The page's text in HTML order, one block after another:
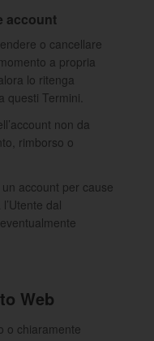
account
o cancellare
a propria
lo ritenga
questi Termini.
non da
rimborso o
account per cause
dal
Web
o chiaramente